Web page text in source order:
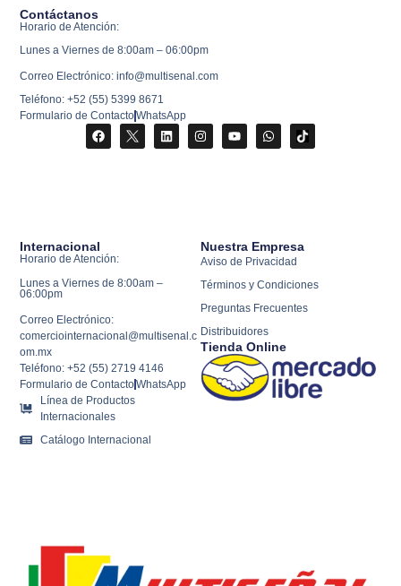
Nuestra Empresa
Aviso de Privacidad
Términos y Condiciones
Preguntas Frecuentes
Distribuidores
Tienda Online
Internacional
Horario de Atención:
Lunes a Viernes de 8:00am –
06:00pm
Correo Electrónico:
comerciointernacional@multisenal.c
om.mx
Teléfono: +52 (55) 2719 4146
Formulario de ContactoWhatsApp
Línea de Productos
Internacionales
Catálogo Internacional
Contáctanos
Horario de Atención:
Lunes a Viernes de 8:00am – 06:00pm
Correo Electrónico: info@multisenal.com
Teléfono: +52 (55) 5399 8671
Formulario de ContactoWhatsApp